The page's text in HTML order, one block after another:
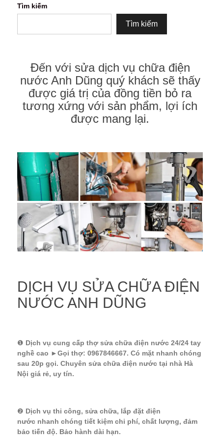
Tìm kiếm
Tìm kiếm
Đến với sửa dịch vụ chữa điện
nước Anh Dũng quý khách sẽ thấy
được giá trị của đồng tiền bỏ ra
tương xứng với sản phẩm, lợi ích
được mang lại.
DỊCH VỤ SỬA CHỮA ĐIỆN
NƯỚC ANH DŨNG
❶ Dịch vụ cung cấp thợ sửa chữa điện nước 24/24 tay
nghề cao ►Gọi thợ: 0967846667. Có mặt nhanh chóng
sau 20p gọi. Chuyên sửa chữa điện nước tại nhà Hà
Nội giá rẻ, uy tín.
❷ Dịch vụ thi công, sửa chữa, lắp đặt điện
nước nhanh chóng tiết kiệm chi phí, chất lượng, đảm
bảo tiến độ. Bảo hành dài hạn.